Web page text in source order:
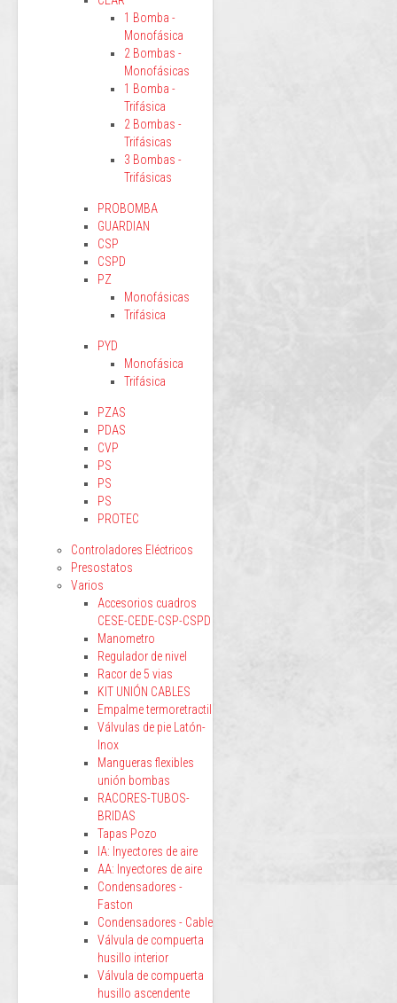
1 Bomba -
Monofásica
2 Bombas -
Monofásicas
1 Bomba -
Trifásica
2 Bombas -
Trifásicas
3 Bombas -
Trifásicas
PROBOMBA
GUARDIAN
CSP
CSPD
PZ
Monofásicas
Trifásica
PYD
Monofásica
Trifásica
PZAS
PDAS
CVP
PS
PS
PS
PROTEC
Controladores Eléctricos
Presostatos
Varios
Accesorios cuadros
CESE-CEDE-CSP-CSPD
Manometro
Regulador de nivel
Racor de 5 vias
KIT UNIÓN CABLES
Empalme termoretractil
Válvulas de pie Latón-
Inox
Mangueras flexibles
unión bombas
RACORES-TUBOS-
BRIDAS
Tapas Pozo
IA: Inyectores de aire
AA: Inyectores de aire
Condensadores -
Faston
Condensadores - Cable
Válvula de compuerta
husillo interior
Válvula de compuerta
husillo ascendente